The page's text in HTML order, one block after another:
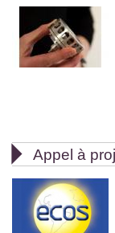
 Appel à